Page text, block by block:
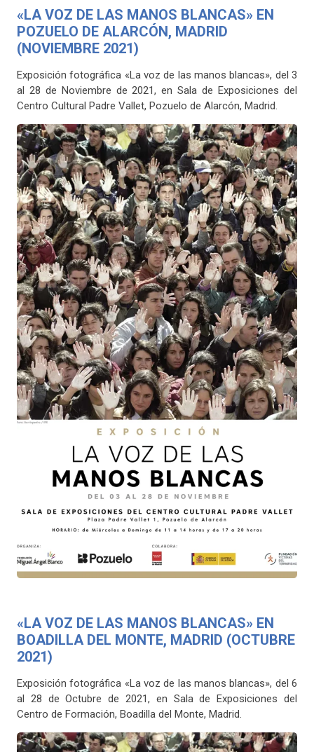
«LA VOZ DE LAS MANOS BLANCAS» EN
POZUELO DE ALARCÓN, MADRID
(NOVIEMBRE 2021)
Exposición fotográfica «La voz de las manos blancas», del 3
al 28 de Noviembre de 2021, en Sala de Exposiciones del
Centro Cultural Padre Vallet, Pozuelo de Alarcón, Madrid.
«LA VOZ DE LAS MANOS BLANCAS» EN
BOADILLA DEL MONTE, MADRID (OCTUBRE
2021)
Exposición fotográfica «La voz de las manos blancas», del 6
al 28 de Octubre de 2021, en Sala de Exposiciones del
Centro de Formación, Boadilla del Monte, Madrid.